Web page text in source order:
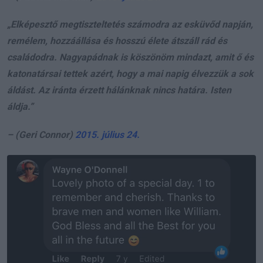
„Elképesztő megtiszteltetés számodra az esküvőd napján,
remélem, hozzáállása és hosszú élete átszáll rád és
családodra. Nagyapádnak is köszönöm mindazt, amit ő és
katonatársai tettek azért, hogy a mai napig élvezzük a sok
áldást. Az iránta érzett hálánknak nincs határa. Isten
áldja.”
– (Geri Connor) 2015. július 24.